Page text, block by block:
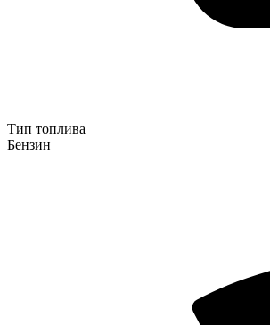
Тип топлива
Бензин